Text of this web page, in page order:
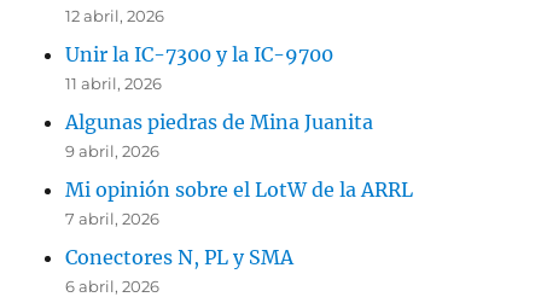
12 abril, 2026
Unir la IC-7300 y la IC-9700
11 abril, 2026
Algunas piedras de Mina Juanita
9 abril, 2026
Mi opinión sobre el LotW de la ARRL
7 abril, 2026
Conectores N, PL y SMA
6 abril, 2026